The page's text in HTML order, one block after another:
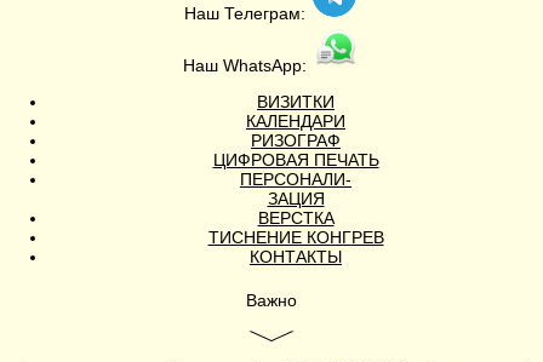
Наш Телеграм:
Наш WhatsApp:
ВИЗИТКИ
КАЛЕНДАРИ
РИЗОГРАФ
ЦИФРОВАЯ ПЕЧАТЬ
ПЕРСОНАЛИ-
ЗАЦИЯ
ВЕРСТКА
ТИСНЕНИЕ КОНГРЕВ
КОНТАКТЫ
Важно